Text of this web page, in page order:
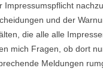
Impressumspflicht
und der
die alle alle
mich Fragen, ob dort
Meldungen